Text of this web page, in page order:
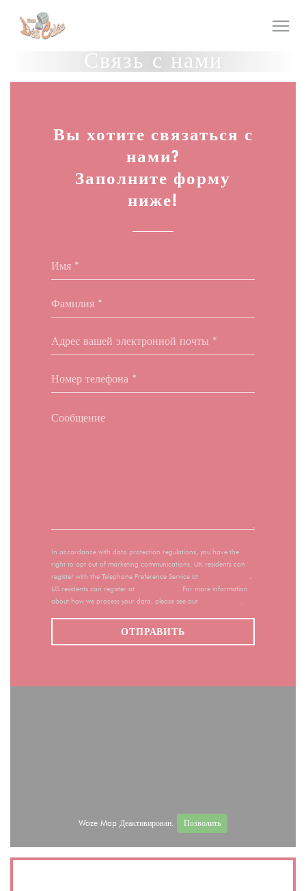
Панель управления cookies
Связь с нами
Вы хотите связаться с
нами?
Заполните форму
ниже!
In accordance with data protection regulations, you have the
right to opt out of marketing communications. UK residents can
register with the Telephone Preference Service at
.
US residents can register at
. For more information
about how we process your data, please see our
.
Waze Map Деактивирован. Позволить